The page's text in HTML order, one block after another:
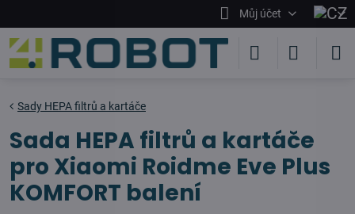
Můj účet
Sady HEPA filtrů a kartáče
Sada HEPA filtrů a kartáče
pro Xiaomi Roidme Eve Plus
KOMFORT balení